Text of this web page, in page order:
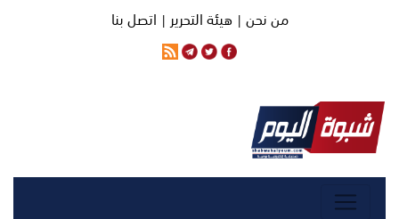
من نحن |هيئة التحرير | اتصل بنا